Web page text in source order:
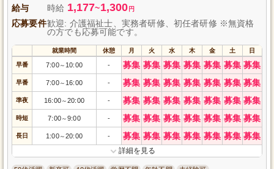
給与 時給 1,177~1,300 円
応募要件歓迎: 介護福祉士、実務者研修、初任者研修 ※無資格
の方でも応募可能です。
就業時間 休憩 月 火 水 木 金 土 日
早番 7:00～ 10:00 - 募集 募集 募集 募集 募集 募集 募集
早番 7:00～ 16:00 - 募集 募集 募集 募集 募集 募集 募集
準夜 16:00～20:00 - 募集 募集 募集 募集 募集 募集 募集
時短 7:00～9:00 - 募集 募集 募集 募集 募集 募集 募集
長日 1:00～20:00 - 募集 募集 募集 募集 募集 募集 募集
詳細を見る